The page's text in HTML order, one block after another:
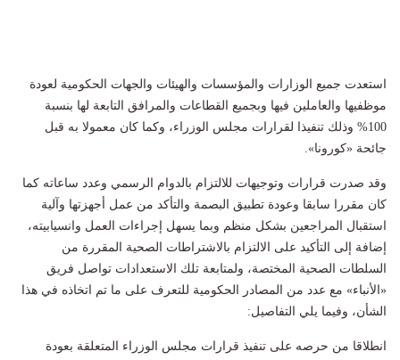
استعدت جميع الوزارات والمؤسسات والهيئات والجهات الحكومية لعودة
موظفيها والعاملين فيها وبجميع القطاعات والمرافق التابعة لها بنسبة
100% وذلك تنفيذا لقرارات مجلس الوزراء، وكما كان معمولا به قبل
جائحة «كورونا».
وقد صدرت قرارات وتوجيهات للالتزام بالدوام الرسمي وعدد ساعاته كما
كان مقررا سابقا وعودة تطبيق البصمة والتأكد من عمل أجهزتها وآلية
استقبال المراجعين بشكل منظم وبما يسهل إجراءات العمل وانسيابيته،
إضافة إلى التأكيد على الالتزام بالاشتراطات الصحية المقررة من
السلطات الصحية المختصة، ولمتابعة تلك الاستعدادات تواصل فريق
«الأنباء» مع عدد من المصادر الحكومية للتعرف على ما تم اتخاذه في هذا
الشأن، وفيما يلي التفاصيل:
انطلاقا من حرصه على تنفيذ قرارات مجلس الوزراء المتعلقة بعودة